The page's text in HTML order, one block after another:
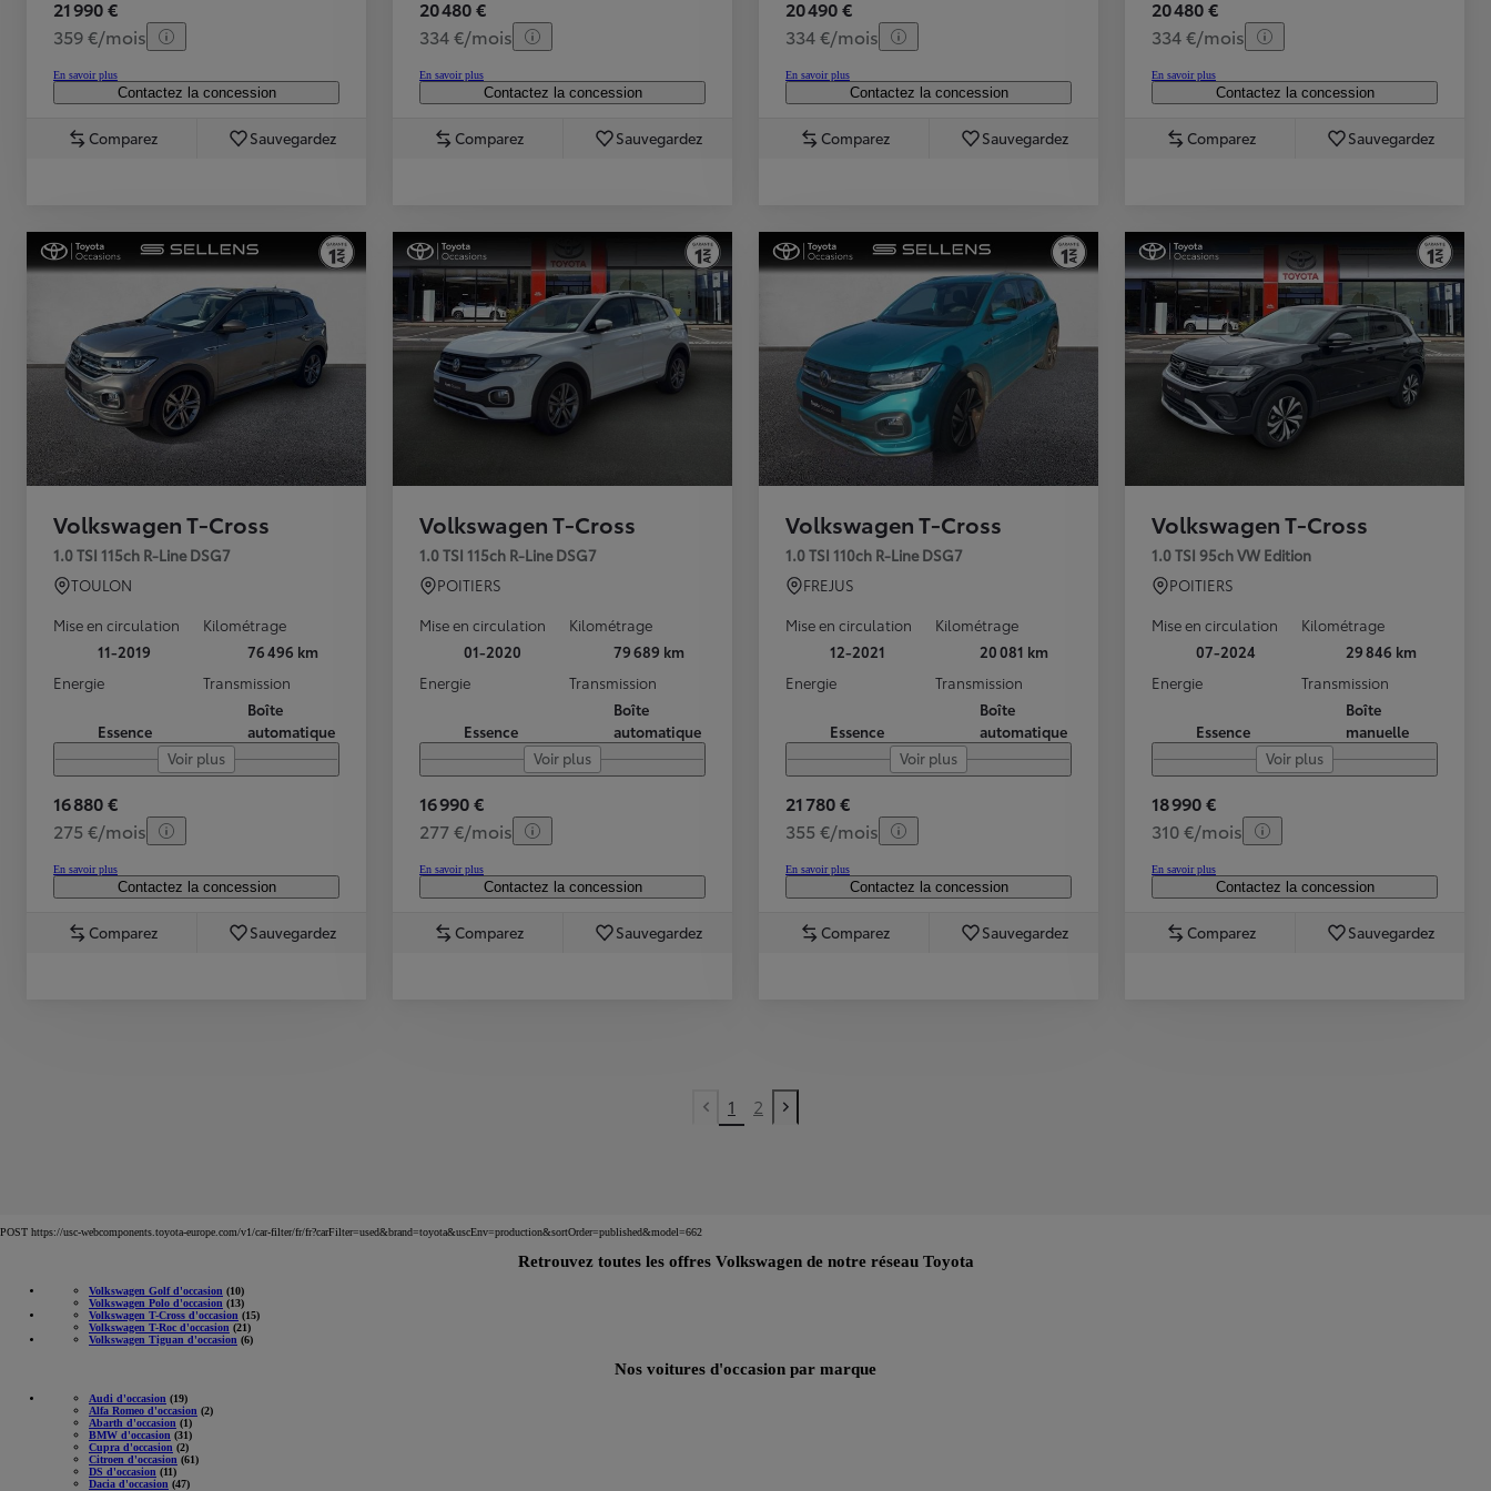
À partir de 19 700 €
HYBRIDE
Disponible prochainement
21 990 €
359 €/mois
En savoir plus
Contactez la concession
Comparez Sauvegardez
20 480 €
334 €/mois
En savoir plus
Contactez la concession
Comparez Sauvegardez
20 490 €
334 €/mois
En savoir plus
Contactez la concession
Comparez Sauvegardez
20 480 €
334 €/mois
En savoir plus
Contactez la concession
Comparez Sauvegardez
Volkswagen T-Cross
1.0 TSI 115ch R-Line DSG7
TOULON
Mise en circulation
11-2019
Kilométrage
76 496 km
Energie
Essence
Transmission
Boîte
automatique
Voir plus
16 880 €
275 €/mois
En savoir plus
Contactez la concession
Comparez Sauvegardez
Volkswagen T-Cross
1.0 TSI 115ch R-Line DSG7
POITIERS
Mise en circulation
01-2020
Kilométrage
79 689 km
Energie
Essence
Transmission
Boîte
automatique
Voir plus
16 990 €
277 €/mois
En savoir plus
Contactez la concession
Comparez Sauvegardez
Volkswagen T-Cross
1.0 TSI 110ch R-Line DSG7
FREJUS
Mise en circulation
12-2021
Kilométrage
20 081 km
Energie
Essence
Transmission
Boîte
automatique
Voir plus
21 780 €
355 €/mois
En savoir plus
Contactez la concession
Comparez Sauvegardez
Volkswagen T-Cross
1.0 TSI 95ch VW Edition
POITIERS
Mise en circulation
07-2024
Kilométrage
29 846 km
Energie
Essence
Transmission
Boîte
manuelle
Voir plus
18 990 €
310 €/mois
En savoir plus
Contactez la concession
Comparez Sauvegardez
Previous page
1 2
Next page
POST https://usc-webcomponents.toyota-europe.com/v1/car-filter/fr/fr?carFilter=used&brand=toyota&uscEnv=production&sortOrder=published&model=662
Retrouvez toutes les offres Volkswagen de notre réseau Toyota
Volkswagen Golf d'occasion (10)
Volkswagen Polo d'occasion (13)
Volkswagen T-Cross d'occasion (15)
Volkswagen T-Roc d'occasion (21)
Volkswagen Tiguan d'occasion (6)
Nos voitures d'occasion par marque
Audi d'occasion (19)
Alfa Romeo d'occasion (2)
Abarth d'occasion (1)
BMW d'occasion (31)
Cupra d'occasion (2)
Citroen d'occasion (61)
DS d'occasion (11)
Dacia d'occasion (47)